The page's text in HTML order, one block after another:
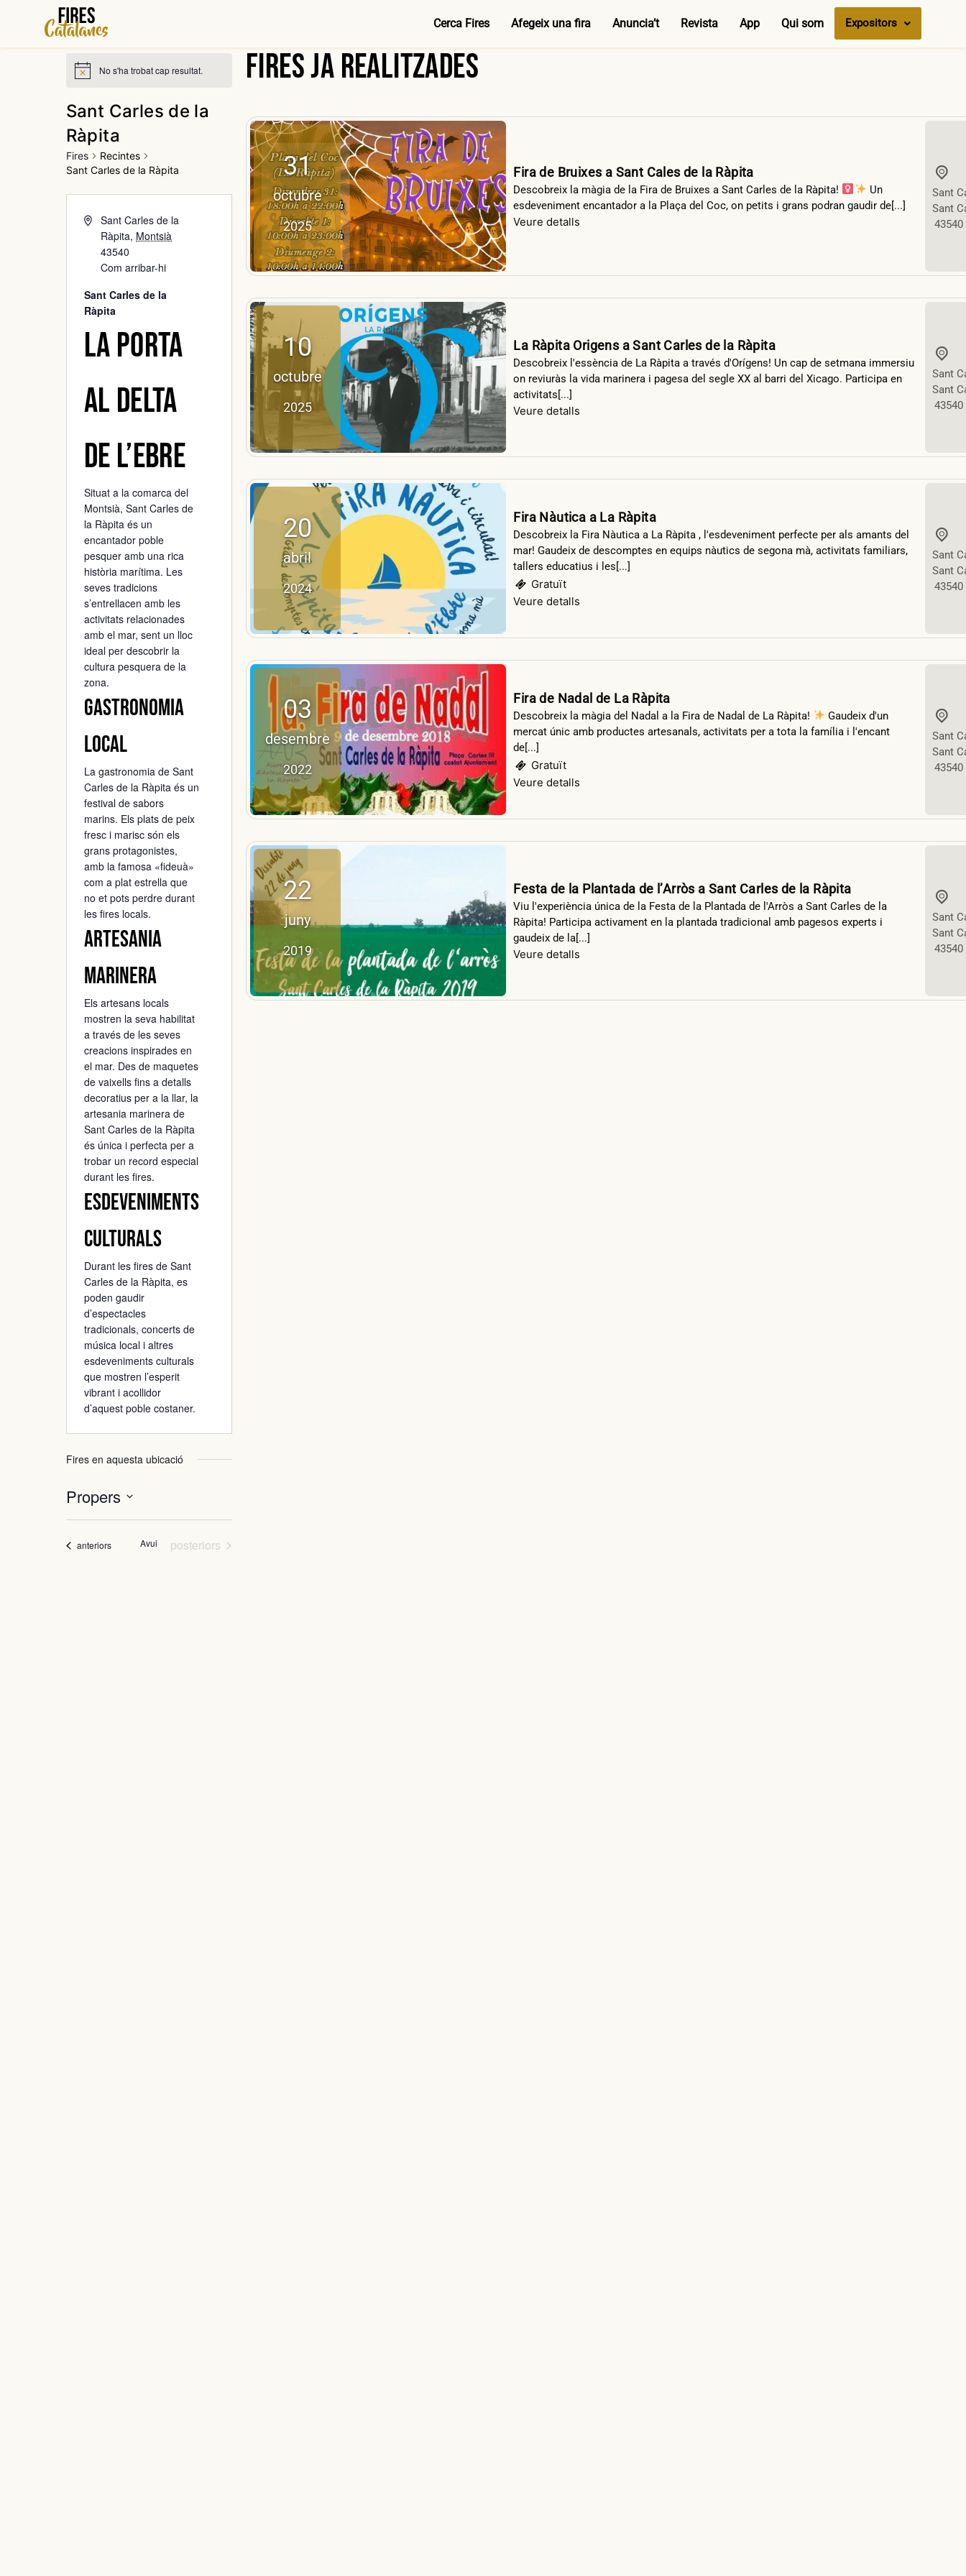
Cerca Fires Afegeix una fira Anuncia’t Revista App Qui som Expositors
No s'ha trobat cap resultat.
Sant Carles de la
Ràpita
Fires
Recintes
Sant Carles de la Ràpita
Sant Carles de la
Ràpita, Montsià
43540
Com arribar-hi
Sant Carles de la
Ràpita
La porta
al Delta
de l’Ebre
Situat a la comarca del
Montsià, Sant Carles de
la Ràpita és un
encantador poble
pesquer amb una rica
història marítima. Les
seves tradicions
s’entrellacen amb les
activitats relacionades
amb el mar, sent un lloc
ideal per descobrir la
cultura pesquera de la
zona.
Gastronomia
local
La gastronomia de Sant
Carles de la Ràpita és un
festival de sabors
marins. Els plats de peix
fresc i marisc són els
grans protagonistes,
amb la famosa «fideuà»
com a plat estrella que
no et pots perdre durant
les fires locals.
Artesania
marinera
Els artesans locals
mostren la seva habilitat
a través de les seves
creacions inspirades en
el mar. Des de maquetes
de vaixells fins a detalls
decoratius per a la llar, la
artesania marinera de
Sant Carles de la Ràpita
és única i perfecta per a
trobar un record especial
durant les fires.
Esdeveniments
culturals
Durant les fires de Sant
Carles de la Ràpita, es
poden gaudir
d’espectacles
tradicionals, concerts de
música local i altres
esdeveniments culturals
que mostren l’esperit
vibrant i acollidor
d’aquest poble costaner.
Fires en aquesta ubicació
Propers
data.
Fires
anteriors Avui Fires
posteriors
Fires ja realitzades
31
octubre
2025
Fira de Bruixes a Sant Cales de la Ràpita
Descobreix la màgia de la Fira de Bruixes a Sant Carles de la Ràpita! ‍
Un
esdeveniment encantador a la Plaça del Coc, on petits i grans podran gaudir de[...]
Veure detalls
Sant
Sant
43540
10
octubre
2025
La Ràpita Origens a Sant Carles de la Ràpita
Descobreix l'essència de La Ràpita a través d'Orígens! Un cap de setmana immersiu
on reviuràs la vida marinera i pagesa del segle XX al barri del Xicago. Participa en
activitats[...]
Veure detalls
Sant
Sant
43540
20
abril
2024
Fira Nàutica a La Ràpita
Descobreix la Fira Nàutica a La Ràpita , l'esdeveniment perfecte per als amants del
mar! Gaudeix de descomptes en equips nàutics de segona mà, activitats familiars,
tallers educatius i les[...]
Gratuït
Veure detalls
Sant
Sant
43540
03
desembre
2022
Fira de Nadal de La Ràpita
Descobreix la màgia del Nadal a la Fira de Nadal de La Ràpita!
Gaudeix d'un
mercat únic amb productes artesanals, activitats per a tota la família i l'encant
de[...]
Gratuït
Veure detalls
Sant
Sant
43540
22
juny
2019
Festa de la Plantada de l’Arròs a Sant Carles de la Ràpita
Viu l'experiència única de la Festa de la Plantada de l'Arròs a Sant Carles de la
Ràpita! Participa activament en la plantada tradicional amb pagesos experts i
gaudeix de la[...]
Veure detalls
Sant
Sant
43540